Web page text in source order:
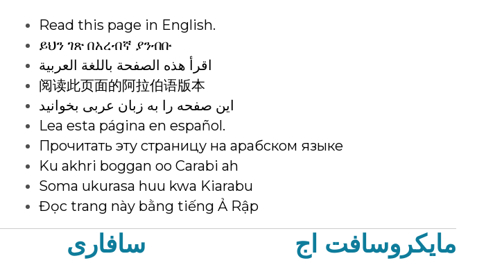
Read this page in English.
ይህን ገጽ በአረብኛ ያንብቡ
اقرأ هذه الصفحة باللغة العربية
阅读此页面的阿拉伯语版本
این صفحه را به زبان عربی بخوانید
Lea esta página en español.
Прочитать эту страницу на арабском языке
Ku akhri boggan oo Carabi ah
Soma ukurasa huu kwa Kiarabu
Đọc trang này bằng tiếng Ả Rập
سافاری مایکروسافت اج